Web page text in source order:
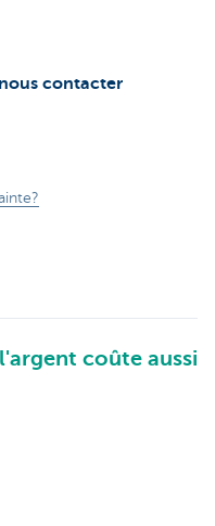
contacter
coûte aussi